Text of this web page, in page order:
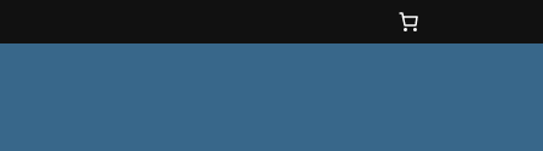
au